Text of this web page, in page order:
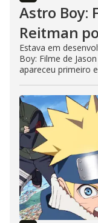
Astro Boy:
Reitman
Estava em
Boy: Filme de
apareceu primeiro